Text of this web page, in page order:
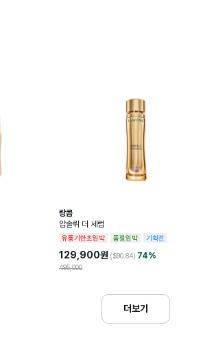
랑콤
압솔뤼 더 세럼
유통기한초임박 품절임박 기획전
129,900원 ($90.84) 74%
495,000
더보기